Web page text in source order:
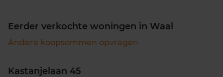
Eerder verkochte woningen in Waal
Andere koopsommen opvragen
Kastanjelaan 45